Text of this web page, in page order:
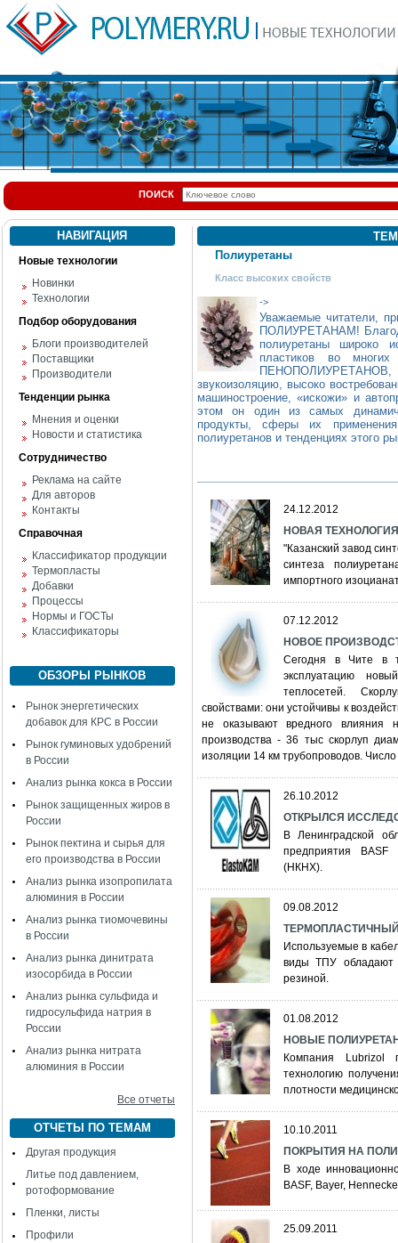
ПОИСК
НАВИГАЦИЯ
Новые технологии
Новинки
Технологии
Подбор оборудования
Блоги производителей
Поставщики
Производители
Тенденции рынка
Мнения и оценки
Новости и статистика
Сотрудничество
Реклама на сайте
Для авторов
Контакты
Справочная
Классификатор продукции
Термопласты
Добавки
Процессы
Нормы и ГОСТы
Классификаторы
ОБЗОРЫ РЫНКОВ
Рынок энергетических
добавок для КРС в России
Рынок гуминовых удобрений
в России
Анализ рынка кокса в России
Рынок защищенных жиров в
России
Рынок пектина и сырья для
его производства в России
Анализ рынка изопропилата
алюминия в России
Анализ рынка тиомочевины
в России
Анализ рынка динитрата
изосорбида в России
Анализ рынка сульфида и
гидросульфида натрия в
России
Анализ рынка нитрата
алюминия в России
Все отчеты
ОТЧЕТЫ ПО ТЕМАМ
Другая продукция
Литье под давлением,
ротоформование
Пленки, листы
Профили
Полиуретаны
Класс высоких свойств
->
Уважаемые читатели,
ПОЛИУРЕТАНАМ!
полиуретаны широко
пластиков во
звукоизоляцию, высоко
машиностроение, «искожи» и
этом он один из самых
продукты, сферы их
полиуретанов и тенденциях этого
24.12.2012
НОВАЯ
"Казанский завод
синтеза
импортного
07.12.2012
НОВОЕ
Сегодня в Чите в
эксплуатацию
теплосетей.
свойствами: они устойчивы к
не оказывают вредного
производства - 36 тыс скорлуп
изоляции 14 км трубопроводов.
26.10.2012
ОТКРЫЛСЯ
В Ленинградской
предприятия
(НКНХ).
09.08.2012
Используемые в
виды ТПУ обладают
резиной.
01.08.2012
НОВЫЕ
Компания Lubrizol
технологию
плотности
10.10.2011
ПОКРЫТИЯ НА
В ходе
BASF, Bayer,
25.09.2011